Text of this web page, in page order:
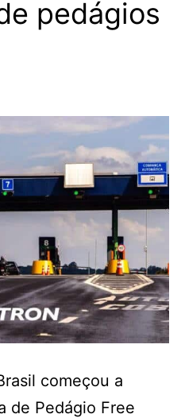
pedágios
começou a
de Pedágio Free